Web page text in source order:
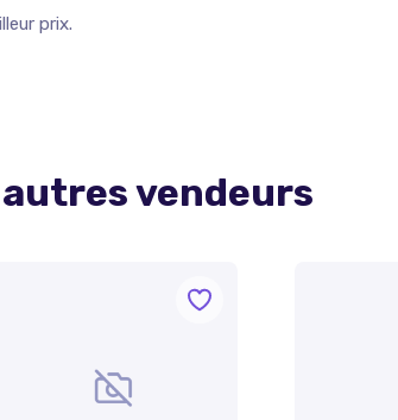
prix.
vendeurs